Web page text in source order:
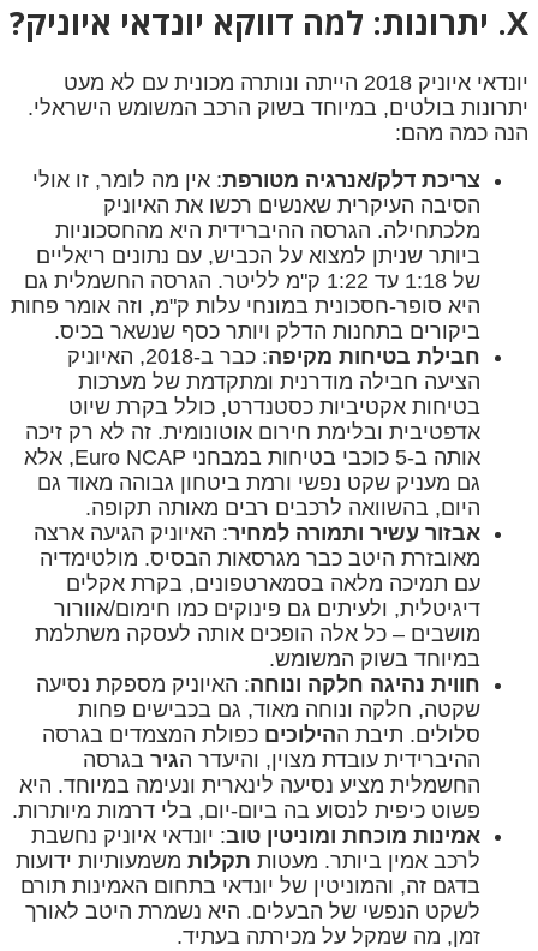
X. יתרונות: למה דווקא יונדאי איוניק?
יונדאי איוניק 2018 הייתה ונותרה מכונית עם לא מעט
יתרונות בולטים, במיוחד בשוק הרכב המשומש הישראלי.
הנה כמה מהם:
צריכת דלק/אנרגיה מטורפת: אין מה לומר, זו אולי
הסיבה העיקרית שאנשים רכשו את האיוניק
מלכתחילה. הגרסה ההיברידית היא מהחסכוניות
ביותר שניתן למצוא על הכביש, עם נתונים ריאליים
של 1:18 עד 1:22 ק"מ לליטר. הגרסה החשמלית גם
היא סופר-חסכונית במונחי עלות ק"מ, וזה אומר פחות
ביקורים בתחנות הדלק ויותר כסף שנשאר בכיס.
חבילת בטיחות מקיפה
: כבר ב-2018, האיוניק
הציעה חבילה מודרנית ומתקדמת של מערכות
בטיחות אקטיביות כסטנדרט, כולל בקרת שיוט
אדפטיבית ובלימת חירום אוטונומית. זה לא רק זיכה
אותה ב-5 כוכבי בטיחות במבחני Euro NCAP, אלא
גם מעניק שקט נפשי ורמת ביטחון גבוהה מאוד גם
היום, בהשוואה לרכבים רבים מאותה תקופה.
אבזור עשיר ותמורה למחיר: האיוניק הגיעה ארצה
מאובזרת היטב כבר מגרסאות הבסיס. מולטימדיה
עם תמיכה מלאה בסמארטפונים, בקרת אקלים
דיגיטלית, ולעיתים גם פינוקים כמו חימום/אוורור
מושבים – כל אלה הופכים אותה לעסקה משתלמת
במיוחד בשוק המשומש.
חווית נהיגה חלקה ונוחה: האיוניק מספקת נסיעה
שקטה, חלקה ונוחה מאוד, גם בכבישים פחות
סלולים. תיבת ההילוכים כפולת המצמדים בגרסה
ההיברידית עובדת מצוין, והיעדר הגיר בגרסה
החשמלית מציע נסיעה לינארית ונעימה במיוחד. היא
פשוט כיפית לנסוע בה ביום-יום, בלי דרמות מיותרות.
אמינות מוכחת ומוניטין טוב: יונדאי איוניק נחשבת
לרכב אמין ביותר. מעטות תקלות משמעותיות ידועות
בדגם זה, והמוניטין של יונדאי בתחום האמינות תורם
לשקט הנפשי של הבעלים. היא נשמרת היטב לאורך
זמן, מה שמקל על מכירתה בעתיד.